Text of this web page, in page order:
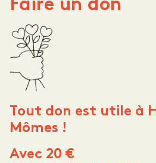
Faire un don
Tout don est utile à
Mômes !
Avec 20 €